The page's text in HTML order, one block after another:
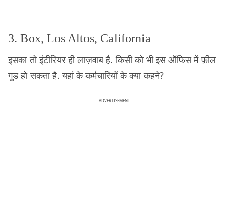
3. Box, Los Altos, California
इसका तो इंटीरियर ही लाज़वाब है. किसी को भी इस ऑफिस में फ़ील
गुड हो सकता है. यहां के कर्मचारियों के क्या कहने?
ADVERTISEMENT